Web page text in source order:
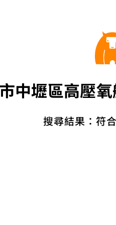
中壢區高壓
搜尋結果：符